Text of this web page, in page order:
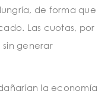
de forma que
Las cuotas, por
sin generar
la economía